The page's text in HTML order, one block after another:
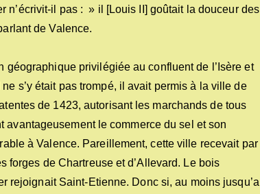
il pas : » il [Louis II] goûtait la douceur des
de Valence.
privilégiée au confluent de l’Isère et
s’y était pas trompé, il avait permis à la ville de
de 1423, autorisant les marchands de tous
avantageusement le commerce du sel et son
à Valence. Pareillement, cette ville recevait par
forges de Chartreuse et d’Allevard. Le bois
rejoignait Saint-Etienne. Donc si, au moins